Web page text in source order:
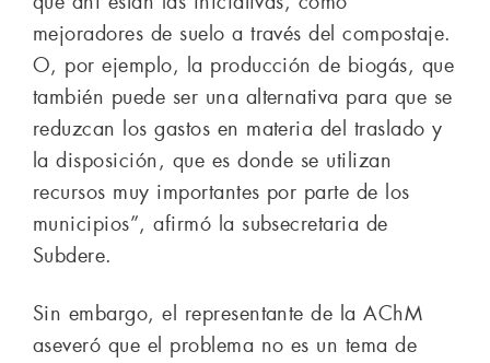
mejoradores de suelo a través del compostaje.
O, por ejemplo, la producción de biogás, que
también puede ser una alternativa para que se
reduzcan los gastos en materia del traslado y
la disposición, que es donde se utilizan
recursos muy importantes por parte de los
municipios”, afirmó la subsecretaria de
Subdere.
Sin embargo, el representante de la AChM
aseveró que el problema no es un tema de